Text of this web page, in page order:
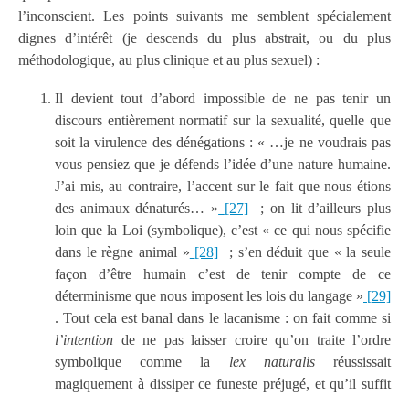
l’inconscient. Les points suivants me semblent spécialement
dignes d’intérêt (je descends du plus abstrait, ou du plus
méthodologique, au plus clinique et au plus sexuel) :
Il devient tout d’abord impossible de ne pas tenir un
discours entièrement normatif sur la sexualité, quelle que
soit la virulence des dénégations : « …je ne voudrais pas
vous pensiez que je défends l’idée d’une nature humaine.
J’ai mis, au contraire, l’accent sur le fait que nous étions
des animaux dénaturés… » [27]
; on lit d’ailleurs plus
loin que la Loi (symbolique), c’est « ce qui nous spécifie
dans le règne animal » [28]
; s’en déduit que « la seule
façon d’être humain c’est de tenir compte de ce
déterminisme que nous imposent les lois du langage » [29]
. Tout cela est banal dans le lacanisme : on fait comme si
l’intention de ne pas laisser croire qu’on traite l’ordre
symbolique comme la lex naturalisréussissait
magiquement à dissiper ce funeste préjugé, et qu’il suffit